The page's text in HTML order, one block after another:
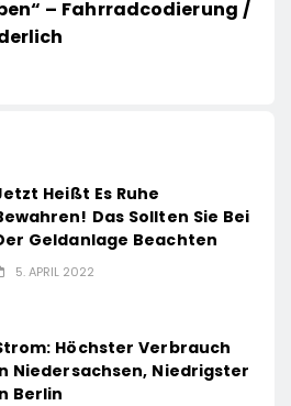
– Fahrradcodierung /
Heißt Es Ruhe
Das Sollten Sie Bei
Geldanlage Beachten
5. APRIL 2022
Höchster Verbrauch
Niedersachsen, Niedrigster
Berlin